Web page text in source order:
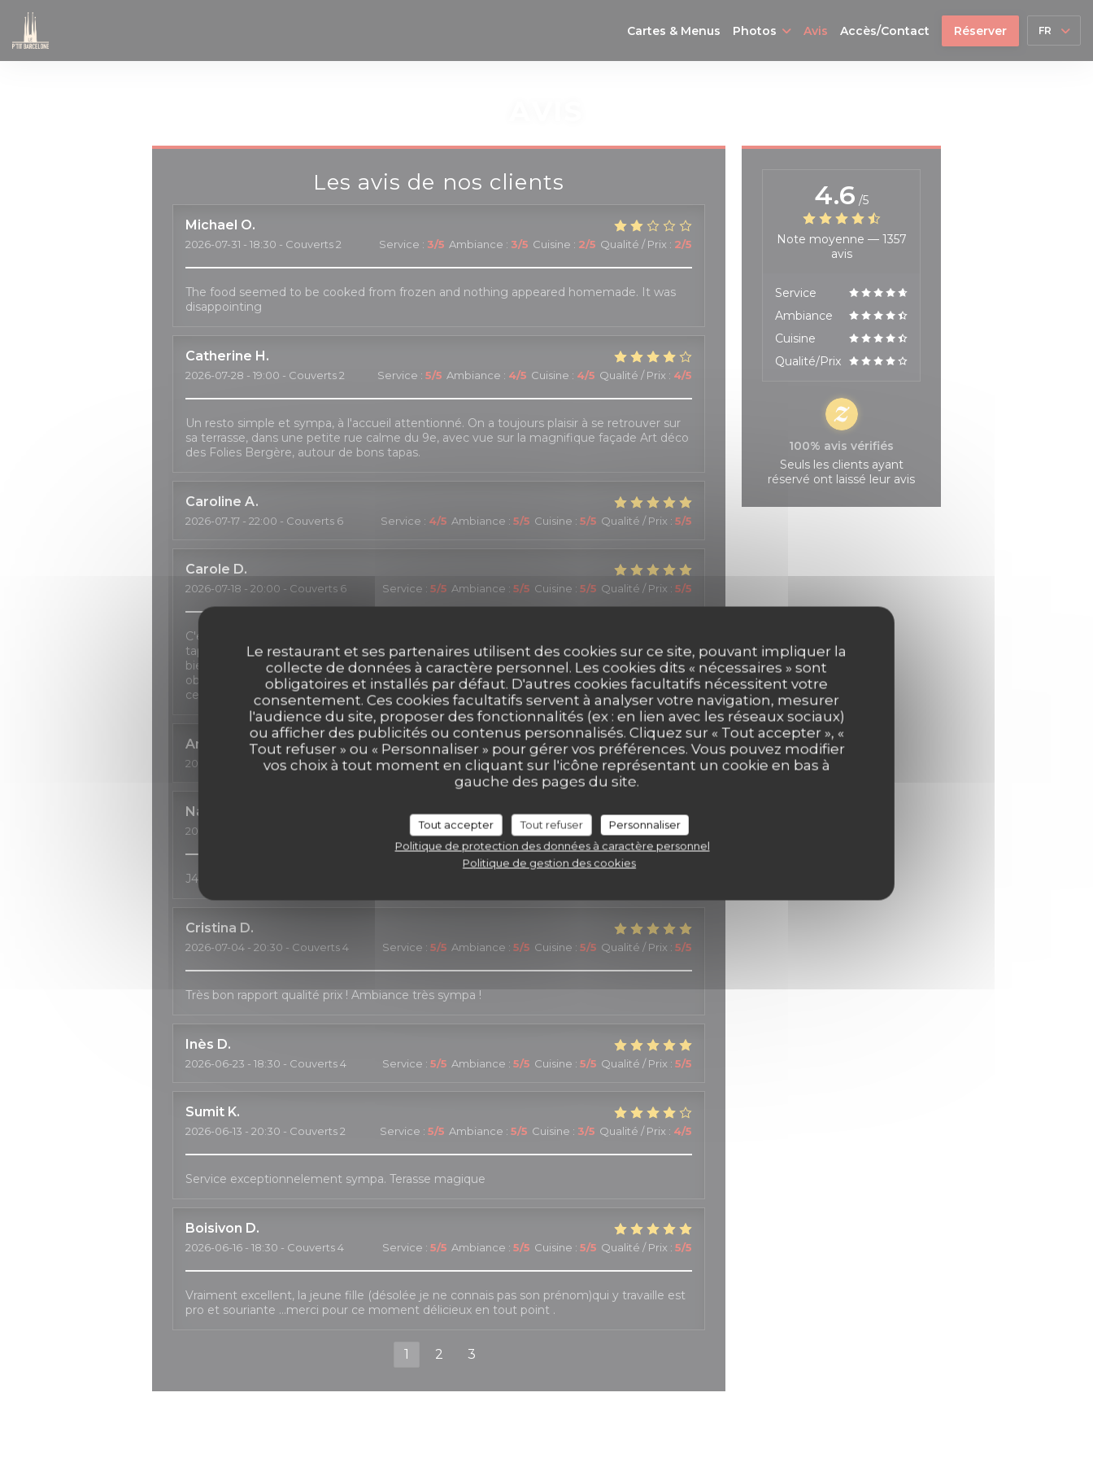
Le restaurant et ses partenaires utilisent des cookies sur ce site, pouvant impliquer la
collecte de données à caractère personnel. Les cookies dits « nécessaires » sont
obligatoires et installés par défaut. D'autres cookies facultatifs nécessitent votre
consentement. Ces cookies facultatifs servent à analyser votre navigation, mesurer
l'audience du site, proposer des fonctionnalités (ex : en lien avec les réseaux sociaux)
ou afficher des publicités ou contenus personnalisés. Cliquez sur « Tout accepter », «
Tout refuser » ou « Personnaliser » pour gérer vos préférences. Vous pouvez modifier
vos choix à tout moment en cliquant sur l'icône représentant un cookie en bas à
gauche des pages du site.
Tout accepter Tout refuser
Personnaliser
Politique de protection des données à caractère personnel
Politique de gestion des cookies
Cartes & Menus Photos Avis Accès/Contact Réserver FR
Les avis de nos clients
Michael O
2026-07-31 - 18:30 - Couverts 2 Service : 3/5 Ambiance : 3/5 Cuisine : 2/5 Qualité / Prix : 2/5
The food seemed to be cooked from frozen and nothing appeared homemade. It was
disappointing
Catherine H
2026-07-28 - 19:00 - Couverts 2 Service : 5/5 Ambiance : 4/5 Cuisine : 4/5 Qualité / Prix : 4/5
Un resto simple et sympa, à l'accueil attentionné. On a toujours plaisir à se retrouver sur
sa terrasse, dans une petite rue calme du 9e, avec vue sur la magnifique façade Art déco
des Folies Bergère, autour de bons tapas.
Caroline A
2026-07-17 - 22:00 - Couverts 6 Service : 4/5 Ambiance : 5/5 Cuisine : 5/5 Qualité / Prix : 5/5
Carole D
2026-07-18 - 20:00 - Couverts 6 Service : 5/5 Ambiance : 5/5 Cuisine : 5/5 Qualité / Prix : 5/5
C'est toujours un plaisir de passer une soirée au P'tit Barcelone, à savourer de délicieux
tapas, un verre de sangria à la main. L'accueil est tout à fait charmant, avec beaucoup de
bienveillance en cas de report de la réservation (un empêchement de mes amis m'a
obligé à décaler le dîner à deux reprises). Il faut toutefois veiller à actualiser le site,
certaines formules n'étant plus proposées. Mais c'est un détail !
Anne
2026-07-11 - 18:30 - Couverts 3 Service:4/5 Ambiance:5/5 Cuisine: 5/5 Qualité / Prix: 5/5
Natalia
2026-07-04 Service : 5/5 Ambiance : 4 /5 Cuisine:4 /5 Qualité / Prix:3 /5
J4ai passé un très bon moment, le personnel est accueillant, réactif et généreux
Cristina D
2026-07-04 - 20:30 - Couverts 4 Service : 5/5 Ambiance : 5/5 Cuisine : 5/5 Qualité / Prix : 5/5
Très bon rapport qualité prix ! Ambiance très sympa !
Inès D
2026-06-23 - 18:30 - Couverts 4 Service : 5/5 Ambiance : 5/5 Cuisine : 5/5 Qualité / Prix : 5/5
Sumit K
2026-06-13 - 20:30 - Couverts 2 Service : 5/5 Ambiance : 5/5 Cuisine : 3/5 Qualité / Prix : 4/5
Service exceptionnelement sympa. Terasse magique
Boisivon D
2026-06-16 - 18:30 - Couverts 4 Service : 5/5 Ambiance : 5/5 Cuisine : 5/5 Qualité / Prix : 5/5
Vraiment excellent, la jeune fille (désolée je ne connais pas son prénom)qui y travaille est
pro et souriante …merci pour ce moment délicieux en tout point .
1 2 3
4.6 /5
Note moyenne — 1357
avis
Service
Ambiance
Cuisine
Qualité/Prix
100% avis vérifiés
Seuls les clients ayant
réservé ont laissé leur avis